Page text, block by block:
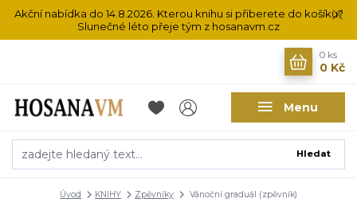
Akční nabídka do 14.8.2026. Kterou knihu si přiberete do košíku?
Slunečné léto přeje tým z hosanavm.cz
Menu
Hledat
0 ks
0 Kč
Úvod KNIHY Zpěvníky Vánoční graduál (zpěvník)